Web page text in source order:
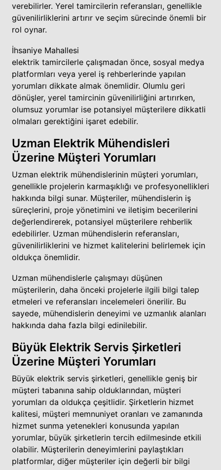
verebilirler. Yerel tamircilerin referansları, genellikle
güvenilirliklerini artırır ve seçim sürecinde önemli bir
rol oynar.
İhsaniye Mahallesi
elektrik tamircilerle çalışmadan önce, sosyal medya
platformları veya yerel iş rehberlerinde yapılan
yorumları dikkate almak önemlidir. Olumlu geri
dönüşler, yerel tamircinin güvenilirliğini artırırken,
olumsuz yorumlar ise potansiyel müşterilere dikkatli
olmaları gerektiğini işaret edebilir.
Uzman Elektrik Mühendisleri
Üzerine Müşteri Yorumları
Uzman elektrik mühendislerinin müşteri yorumları,
genellikle projelerin karmaşıklığı ve profesyonellikleri
hakkında bilgi sunar. Müşteriler, mühendislerin iş
süreçlerini, proje yönetimini ve iletişim becerilerini
değerlendirerek, potansiyel müşterilere rehberlik
edebilirler. Uzman mühendislerin referansları,
güvenilirliklerini ve hizmet kalitelerini belirlemek için
oldukça önemlidir.
Uzman mühendislerle çalışmayı düşünen
müşterilerin, daha önceki projelerle ilgili bilgi talep
etmeleri ve referansları incelemeleri önerilir. Bu
sayede, mühendislerin deneyimi ve uzmanlık alanları
hakkında daha fazla bilgi edinilebilir.
Büyük Elektrik Servis Şirketleri
Üzerine Müşteri Yorumları
Büyük elektrik servis şirketleri, genellikle geniş bir
müşteri tabanına sahip olduklarından, müşteri
yorumları da oldukça çeşitlidir. Şirketlerin hizmet
kalitesi, müşteri memnuniyet oranları ve zamanında
hizmet sunma yetenekleri konusunda yapılan
yorumlar, büyük şirketlerin tercih edilmesinde etkili
olabilir. Müşterilerin deneyimlerini paylaştıkları
platformlar, diğer müşteriler için değerli bir bilgi